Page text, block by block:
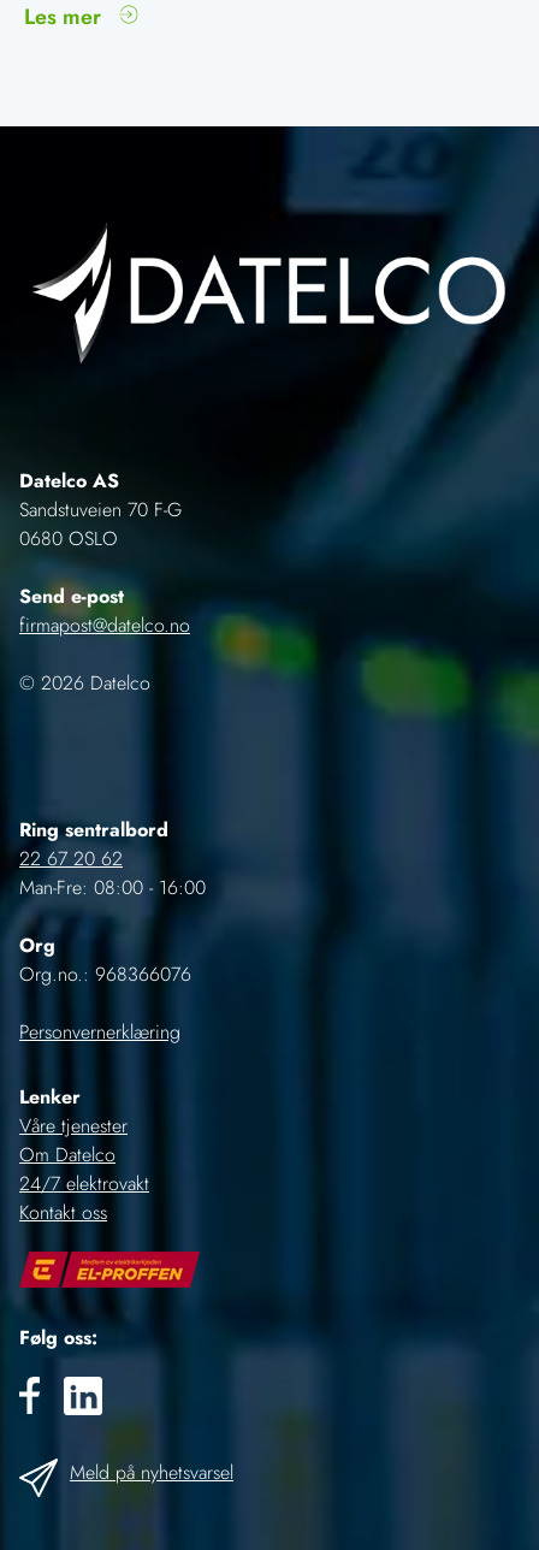
Les mer
Datelco AS
Sandstuveien 70 F-G
0680 OSLO
Send e-post
firmapost@datelco.no
© 2026 Datelco
Ring sentralbord
22 67 20 62
Man-Fre: 08:00 - 16:00
Org
Org.no.: 968366076
Personvernerklæring
Lenker
Våre tjenester
Om Datelco
24/7 elektrovakt
Kontakt oss
Følg oss:
Meld på nyhetsvarsel